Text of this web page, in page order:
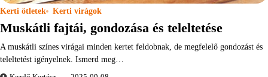
Kerti ötletek Kerti virágok
Muskátli fajtái, gondozása és teleltetése
A muskátli színes virágai minden kertet feldobnak, de megfelelő gondozást és
teleltetést igényelnek. Ismerd meg…